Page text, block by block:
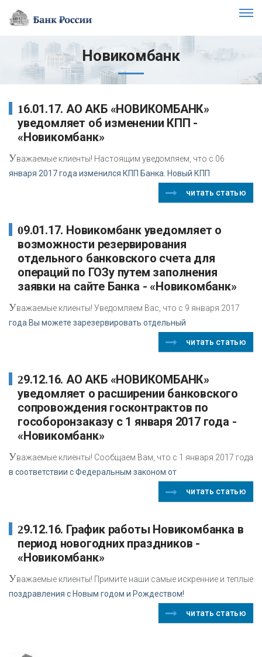
Новикомбанк
16.01.17. АО АКБ «НОВИКОМБАНК»
уведомляет об изменении КПП -
«Новикомбанк»
Уважаемые клиенты! Настоящим уведомляем, что с 06
января 2017 года изменился КПП Банка. Новый КПП
читать статью
09.01.17. Новикомбанк уведомляет о
возможности резервирования
отдельного банковского счета для
операций по ГОЗу путем заполнения
заявки на сайте Банка - «Новикомбанк»
Уважаемые клиенты! Уведомляем Вас, что с 9 января 2017
года Вы можете зарезервировать отдельный
читать статью
29.12.16. АО АКБ «НОВИКОМБАНК»
уведомляет о расширении банковского
сопровождения госконтрактов по
гособоронзаказу с 1 января 2017 года -
«Новикомбанк»
Уважаемые клиенты! Сообщаем Вам, что с 1 января 2017 года
в соответствии с Федеральным законом от
читать статью
29.12.16. График работы Новикомбанка в
период новогодних праздников -
«Новикомбанк»
Уважаемые клиенты! Примите наши самые искренние и теплые
поздравления с Новым годом и Рождеством!
читать статью